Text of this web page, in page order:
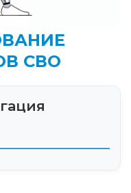
СВО